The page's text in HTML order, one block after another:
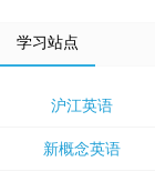
学习站点
沪江英语
新概念英语